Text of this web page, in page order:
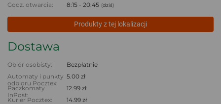
Godz. otwarcia:
8:15 - 20:45 (dziś)
Produkty z tej lokalizacji
Dostawa
Obiór osobisty:
Bezpłatnie
Automaty i punkty
odbioru Pocztex:
5.00 zł
Paczkomaty
InPost:
12.99 zł
Kurier Pocztex:
14.99 zł